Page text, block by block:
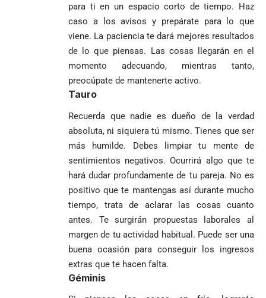
para ti en un espacio corto de tiempo. Haz
caso a los avisos y prepárate para lo que
viene. La paciencia te dará mejores resultados
de lo que piensas. Las cosas llegarán en el
momento adecuando, mientras tanto,
preocúpate de mantenerte activo.
Tauro
Recuerda que nadie es dueño de la verdad
absoluta, ni siquiera tú mismo. Tienes que ser
más humilde. Debes limpiar tu mente de
sentimientos negativos. Ocurrirá algo que te
hará dudar profundamente de tu pareja. No es
positivo que te mantengas así durante mucho
tiempo, trata de aclarar las cosas cuanto
antes. Te surgirán propuestas laborales al
margen de tu actividad habitual. Puede ser una
buena ocasión para conseguir los ingresos
extras que te hacen falta.
Géminis
Policía
frustran envío
de 20 kilos de
cocaína
ocultos en
encomienda
hacia Medellín
Fico Gutiérrez
denuncia
presiones
para asistir a
evento de
Petro en
Medellín
durante
marcha del 1
de mayo
Tarso revive el
legado del beato
Jesús Aníbal
Gómez a 90 años
El papa León XIV
nombra al padre
Diego Luis Rendón
Urrea como nuevo
obispo de Jericó
Gustavo Petro
pide sacar a
Angie
sus denuncias
de corrupción
“Gran
Manipuladora”
Iván Cepeda
reconoce el
preconteo,
pero pide
impugnar
33.000 mesas
Luis Díaz
desata
polémica y
visita familiar
a Abelardo de
la Espriella
El golazo de
Sidny Lopes
Cabral de
Cabo Verde
ColumnistasVER
MÁS
La espada que
Petro usó para
MOTORES, LA
Iglesia VER MÁS
Tarso revive el
legado del beato
Jesús Aníbal
Gómez a 90 años
de su martirio
1
El papa León XIV
nombra al padre
Diego Luis Rendón
obispo de Jericó